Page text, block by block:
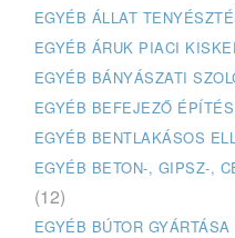
EGYÉB ÁLLAT
EGYÉB ÁRUK PIACI
EGYÉB BÁNYÁSZATI
EGYÉB BEFEJEZŐ
EGYÉB BENTLAKÁSOS
EGYÉB BETON-, GIPSZ-,
(12)
EGYÉB BÚTOR GYÁRTÁSA